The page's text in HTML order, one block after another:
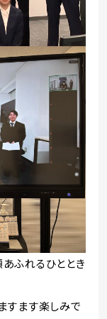
ふれるひととき
すます楽しみで